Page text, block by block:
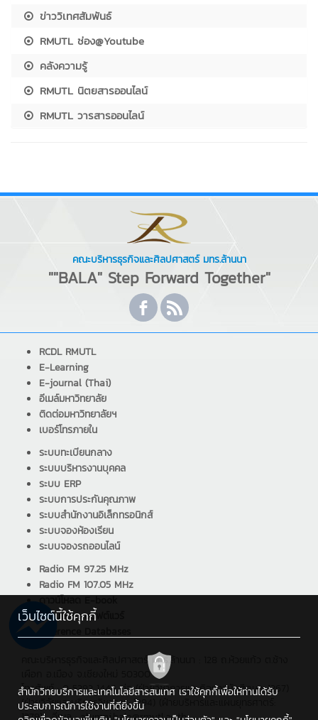
ข่าววิเทศสัมพันธ์
RMUTL ช่อง@Youtube
คลังความรู้
RMUTL นิตยสารออนไลน์
RMUTL วารสารออนไลน์
คณะบริหารธุรกิจและศิลปศาสตร์ มทร.ล้านนา
""BALA" Step Forward Together"
RCDL RMUTL
E-Learning
E-journal (Thai)
อีเมล์มหาวิทยาลัย
ติดต่อมหาวิทยาลัยฯ
เบอร์โทรภายใน
ระบบทะเบียนกลาง
ระบบบริหารงานบุคคล
ระบบ ERP
ระบบการประกันคุณภาพ
ระบบสำนักงานอิเล็กทรอนิกส์
ระบบจองห้องเรียน
ระบบจองรถออนไลน์
Radio FM 97.25 MHz
Radio FM 107.05 MHz
ดาวน์โหลด E-book
ดาวน์โหลด ซอฟต์แวร์
Reference Databases
คณะบริหารธุรกิจและศิลปศาสตร์ มทร.ล้านนา : 128 ถ.ห้วยแก้ว ต.ช้าง
เผือก อ.เมือง จ.เชียงใหม่ 50300
โทรศัพท์ : 0 5392 1444 ต่อ (ฝ่ายวิชาการและกิจการนักศึกษา: 1267)
(ฝ่ายวิจัยและบริการวิชาการ: 1294) (ฝ่ายบริหารและแผนยุทธศาตร์:
1279) , อีเมล : alumni.bala@rmutl.ac.th
เว็บไซต์นี้ใช้คุกกี้
สำนักวิทยบริการและเทคโนโลยีสารสนเทศ เราใช้คุกกี้เพื่อให้ท่านได้รับ
ประสบการณ์การใช้งานที่ดียิ่งขึ้น